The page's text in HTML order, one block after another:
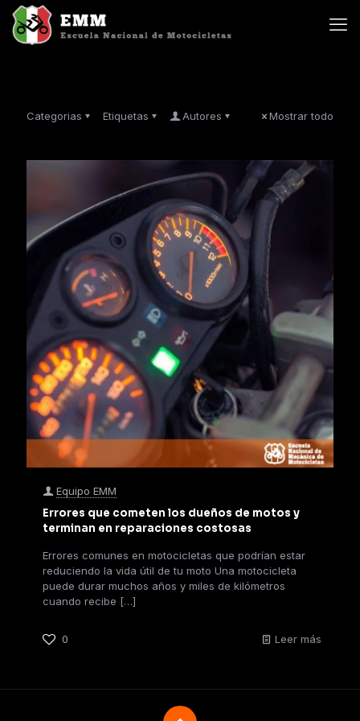
Categorias Etiquetas Autores Mostrar todo
Equipo EMM
Errores que cometen los dueños de motos y
terminan en reparaciones costosas
Errores comunes en motocicletas que podrían estar
reduciendo la vida útil de tu moto Una motocicleta
puede durar muchos años y miles de kilómetros
cuando recibe […]
0 Leer más